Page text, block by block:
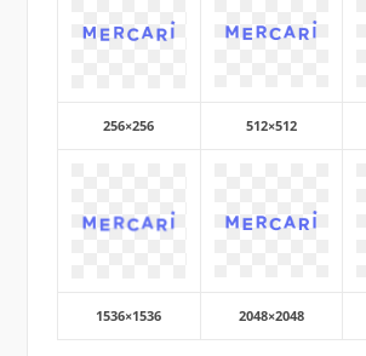
256×256 512×512
1536×1536 2048×2048